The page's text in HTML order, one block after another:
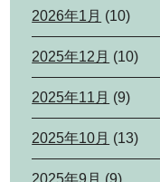
2026年1月 (10)
2025年12月 (10)
2025年11月 (9)
2025年10月 (13)
2025年9月 (9)